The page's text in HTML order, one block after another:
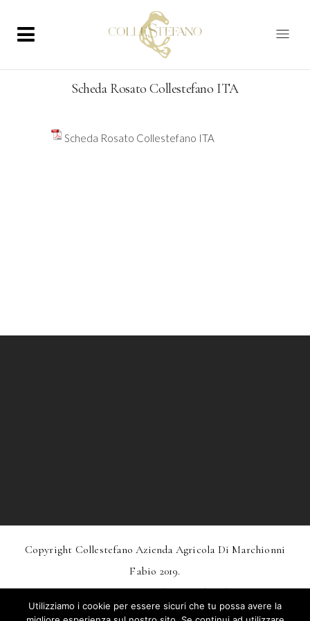
Scheda Rosato Collestefano ITA
Scheda Rosato Collestefano ITA
Copyright Collestefano Azienda Agricola Di Marchionni
Fabio 2019.
DesignMarkDesignStudio.itAndWebtoo.it
Privacy – Condizioni Generali Di Vendita
Utilizziamo i cookie per essere sicuri che tu possa avere la